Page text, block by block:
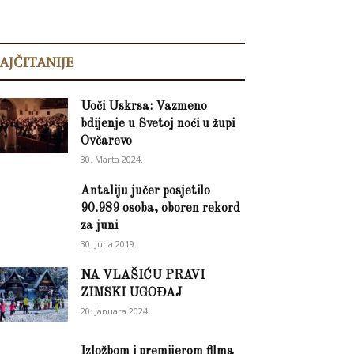
Uoči Uskrsa: Vazmeno
bdijenje u Svetoj noći u župi
Ovčarevo
30. Marta 2024.
Antaliju jučer posjetilo
90.989 osoba, oboren rekord
za juni
30. Juna 2019.
NA VLAŠIĆU PRAVI
ZIMSKI UGOĐAJ
20. Januara 2024.
Izložbom i premijerom filma